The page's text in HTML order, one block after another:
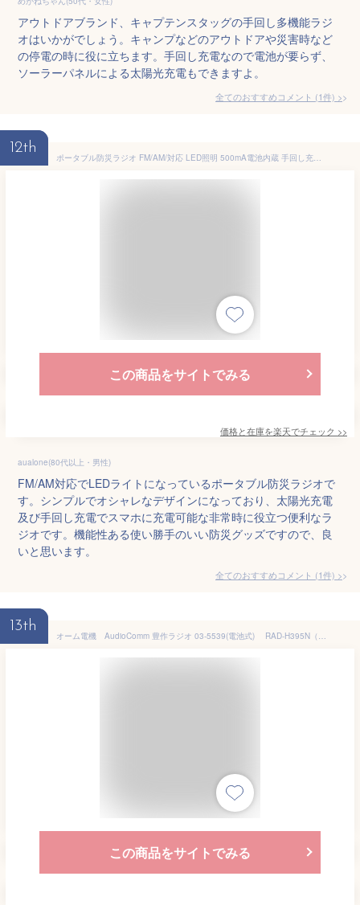
アウトドアブランド、キャプテンスタッグの手回し多機能ラジ
オはいかがでしょう。キャンプなどのアウトドアや災害時など
の停電の時に役に立ちます。手回し充電なので電池が要らず、
ソーラーパネルによる太陽光充電もできますよ。
全てのおすすめコメント (1件) >
12th
ポータブル防災ラジオ FM/AM/対応 LED照明 500mA電池内蔵 手回し充電/太陽光充電対応 乾電池使用可能 スマートフォンに充電可能 自然災害に備え
この商品をサイトでみる
価格と在庫を楽天でチェック >>
aualone(80代以上・男性)
FM/AM対応でLEDライトになっているポータブル防災ラジオで
す。シンプルでオシャレなデザインになっており、太陽光充電
及び手回し充電でスマホに充電可能な非常時に役立つ便利なラ
ジオです。機能性ある使い勝手のいい防災グッズですので、良
いと思います。
全てのおすすめコメント (1件) >
13th
オーム電機 AudioComm 豊作ラジオ 03-5539(電池式) RAD-H395N（防塵防水保護等級IP66の耐塵耐水形）（ワイドFM/単1形×4本使用/本体約610g） ショルダーストラップ付 (RAD-H395N)［035539］［RADH395N］【送料80サイズ】
この商品をサイトでみる